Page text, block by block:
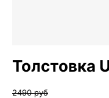
Толстовка
2490 руб